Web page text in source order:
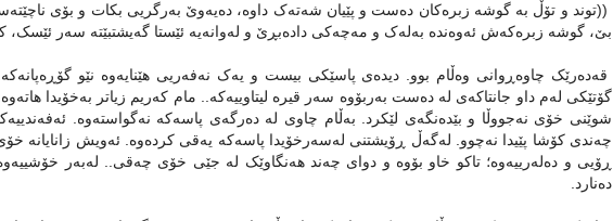
((توند و تۆڵ به‌ گوشه‌ زبره‌کان ده‌ست و پێیان شه‌ته‌ک داوه‌، ده‌یه‌وێ به‌رگریی بکات و بۆی
بێ، گوشه‌ زبره‌که‌ش‌‌ ئه‌وه‌نده‌ به‌له‌ک و مه‌چه‌کی داده‌بڕێ و له‌وانه‌یه‌ ئێستا گه‌یشتبێته‌ سه‌ر ئێسک،
قه‌ده‌رێک چاوه‌ڕوانی وه‌ڵام بوو. دیده‌ی پاسێکی بیست و یه‌ک نه‌فه‌ریی هێنایه‌وه‌ نێو گۆڕه‌پانه‌که‌.
گۆتێکی له‌م داو جانتاکه‌ی له‌ ده‌ست به‌ربۆوه‌ سه‌ر قیره‌ لیتاوییه‌که‌.. مام که‌ریم زیاتر به‌خۆیدا
‌شوێنی خۆی نه‌جووڵا و بێده‌نگه‌ی لێکرد. به‌ڵام چاوی له ‌ده‌رگه‌ی پاسه‌که‌ نه‌گواسته‌وه. ئه‌فه‌ندییه‌کی
چه‌ندی کۆشا پێیدا نه‌چوو. له‌گه‌ڵ ڕۆیشتنی له‌سه‌رخۆیدا پاسه‌که‌ یه‌قی کرده‌وه‌. ئه‌ویش زانایانه‌
ڕۆیی‌ و ده‌له‌رییه‌وه‌؛ تاکو خاو بۆوه‌ و دوای چه‌ند هه‌نگاوێک له ‌جێی خۆی چه‌قی.. له‌به‌ر خۆشییه‌وه‌
ده‌نارد.